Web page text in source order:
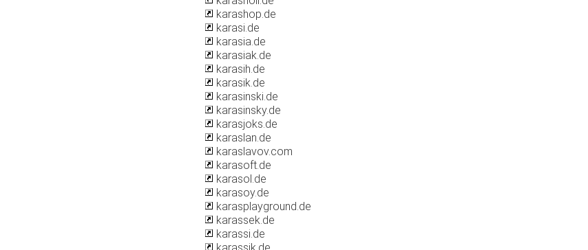
karashop.de
karasi.de
karasia.de
karasiak.de
karasih.de
karasik.de
karasinski.de
karasinsky.de
karasjoks.de
karaslan.de
karaslavov.com
karasoft.de
karasol.de
karasoy.de
karasplayground.de
karassek.de
karassi.de